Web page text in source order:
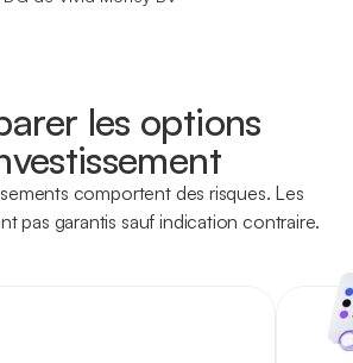
les options
comportent des risques. Les
pas garantis sauf indication contraire.